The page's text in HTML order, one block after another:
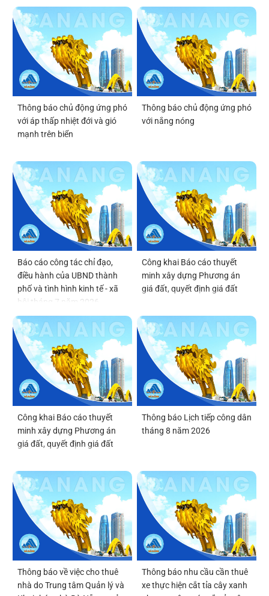
Viện Nghiên cứu, phát triển,
ứng dụng công nghệ bán dẫn
và trí tuệ nhân tạo Đà Nẵng
(DSAI-TECH)
Thông báo chủ động ứng phó
với áp thấp nhiệt đới và gió
mạnh trên biển
Thông báo chủ động ứng phó
với nắng nóng
Báo cáo công tác chỉ đạo,
điều hành của UBND thành
phố và tình hình kinh tế - xã
hội tháng 7 năm 2026
Công khai Báo cáo thuyết
minh xây dựng Phương án
giá đất, quyết định giá đất
Công khai Báo cáo thuyết
minh xây dựng Phương án
giá đất, quyết định giá đất
Thông báo Lịch tiếp công dân
tháng 8 năm 2026
Thông báo về việc cho thuê
nhà do Trung tâm Quản lý và
Thông báo nhu cầu cần thuê
xe thực hiện cắt tỉa cây xanh